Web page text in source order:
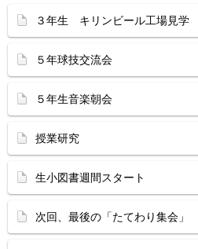
３年生 キリンビール工場見学
５年球技交流会
５年生音楽朝会
授業研究
生小図書週間スタート
次回、最後の「たてわり集会」